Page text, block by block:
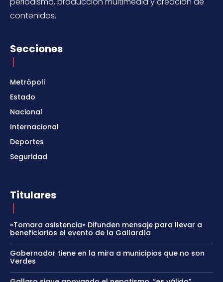
contenidos.
Secciones
Metrópoli
Estado
Nacional
Internacional
Deportes
Seguridad
Titulares
«Tomara asistencia» Difunden mensaje para llevar a
beneficiarios el evento de la Gallardía
Gobernador tiene en la mira a municipios que no son
Verdes